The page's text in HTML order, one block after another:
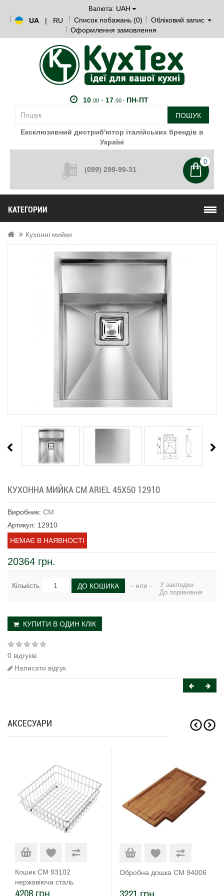
Валюта: UAH
UA
| RU Список побажань (0)
Обліковий запис
Оформлення замовлення
10. 00- 17. 00 - ПН-ПТ
ПОШУК
Ексклюзивний дистриб'ютор італійських брендів в
Україні
(099) 299-99-31
0
КАТЕГОРИИ
Кухонні мийки
КУХОННА МИЙКА CM ARIEL 45Х50 12910
Виробник: CM
Артикул: 12910
НЕМАЄ В НАЯВНОСТІ
20364 грн.
Кількість ДО КОШИКА - или -
У закладки
До порівняння
КУПИТИ В ОДИН КЛІК
0 відгуків
Написати відгук
АКСЕСУАРИ
Кошик CM 93102
нержавіюча сталь
4208 грн.
Обробна дошка CM 94006